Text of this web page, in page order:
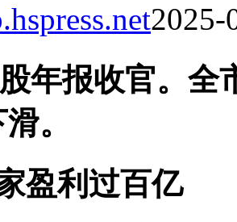
2025-
年报收官。全
。
盈利过百亿